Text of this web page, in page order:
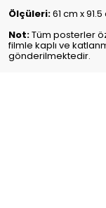
Ölçüleri:61 cm x
Not:Tüm posterler
filmle kaplı ve
gönderilmektedir.